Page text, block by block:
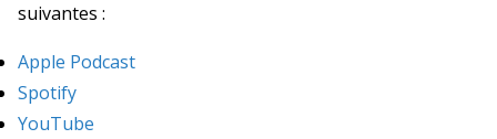
suivantes :
Apple Podcast
Spotify
YouTube